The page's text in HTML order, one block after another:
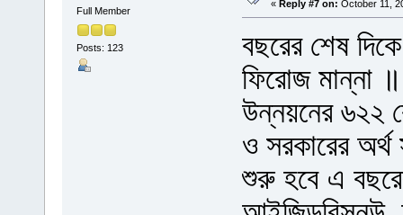
Full Member
Posts: 123
« Reply #7 on: October 11,
বছরের শেষ
ফিরোজ মান্না ॥
উন্নয়নের ৬২২
ও সরকারের
শুরু হবে এ